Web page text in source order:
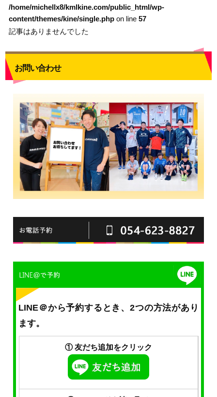
/home/michellx8/kmlkine.com/public_html/wp-
content/themes/kine/single.phpon line 57
記事はありませんでした
お問い合わせ
LINE＠から予約するとき、2つの方法があり
ます。
① 友だち追加をクリック